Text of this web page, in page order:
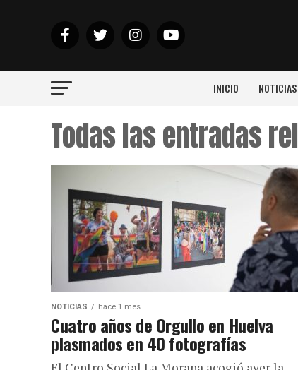
INICIO NOTICIAS
Todas las entradas
NOTICIAS hace 1 mes
Cuatro años de Orgullo en Huelva
plasmados en 40 fotografías